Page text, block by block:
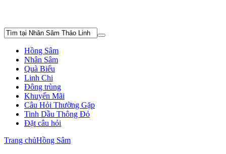
Hồng Sâm
Nhân Sâm
Quà Biếu
Linh Chi
Đông trùng
Khuyến Mãi
Câu Hỏi Thường Gặp
Tinh Dầu Thông Đỏ
Đặt câu hỏi
Trang chủHồng Sâm